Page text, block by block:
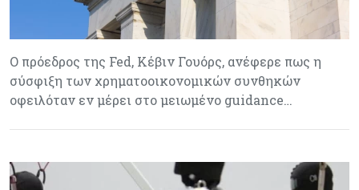
Ο πρόεδρος της Fed, Κέβιν Γουόρς, ανέφερε πως η
σύσφιξη των χρηματοοικονομικών συνθηκών
οφειλόταν εν μέρει στο μειωμένο guidance…